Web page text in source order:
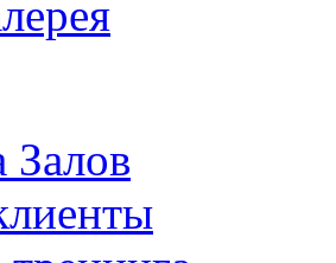
Залов